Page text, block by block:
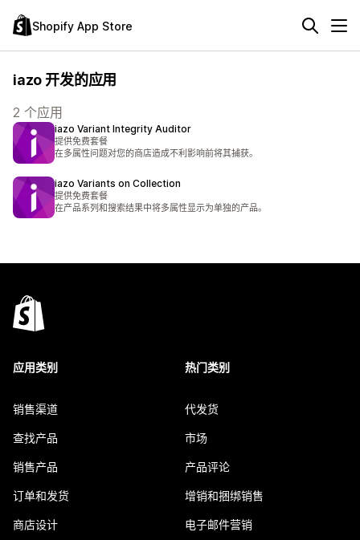
Shopify App Store
iazo 开发的应用
2 个应用
iazo Variant Integrity Auditor
提供免费套餐
在多属性问题对您的商店造成不利影响前将其捕获。
iazo Variants on Collection
提供免费套餐
在产品系列和搜索结果中将多属性显示为单独的产品。
应用类别
销售渠道
查找产品
销售产品
订单和发货
商店设计
热门类别
代发货
市场
产品评论
增销和捆绑销售
电子邮件营销